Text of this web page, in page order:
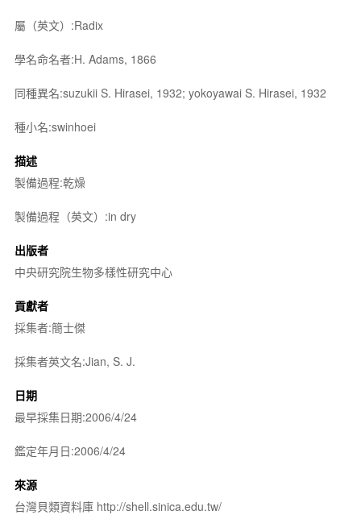
屬（英文）:Radix
學名命名者:H. Adams, 1866
同種異名:suzukii S. Hirasei, 1932; yokoyawai S. Hirasei, 1932
種小名:swinhoei
描述
製備過程:乾燥
製備過程（英文）:in dry
出版者
中央研究院生物多樣性研究中心
貢獻者
採集者:簡士傑
採集者英文名:Jian, S. J.
日期
最早採集日期:2006/4/24
鑑定年月日:2006/4/24
來源
台灣貝類資料庫 http://shell.sinica.edu.tw/